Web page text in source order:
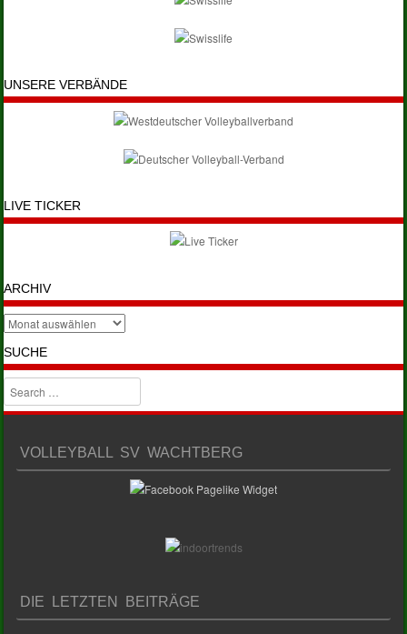
UNSERE VERBÄNDE
LIVE TICKER
ARCHIV
Archiv
SUCHE
Search
VOLLEYBALL SV WACHTBERG
DIE LETZTEN BEITRÄGE